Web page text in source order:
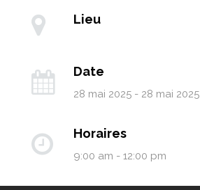
Lieu
Date
28 mai 2025 - 28 mai 2025
Horaires
9:00 am - 12:00 pm